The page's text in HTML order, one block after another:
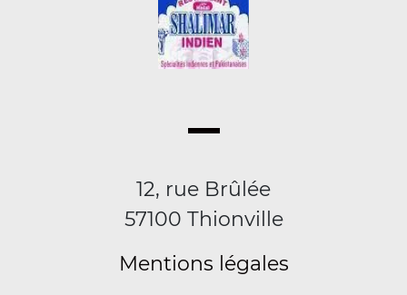
12, rue Brûlée
57100 Thionville
Mentions légales